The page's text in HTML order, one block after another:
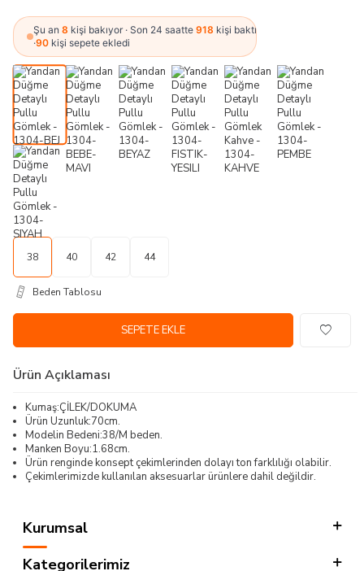
Şu an 8 kişi bakıyor · Son 24 saatte 918 kişi baktı
·90 kişi sepete ekledi
38 40 42 44
Beden Tablosu
SEPETE EKLE
Ürün Açıklaması
Kumaş:ÇİLEK/DOKUMA
Ürün Uzunluk:70cm.
Modelin Bedeni:38/M beden.
Manken Boyu:1.68cm.
Ürün renginde konsept çekimlerinden dolayı ton farklılığı olabilir.
Çekimlerimizde kullanılan aksesuarlar ürünlere dahil değildir.
Kurumsal
Kategorilerimiz